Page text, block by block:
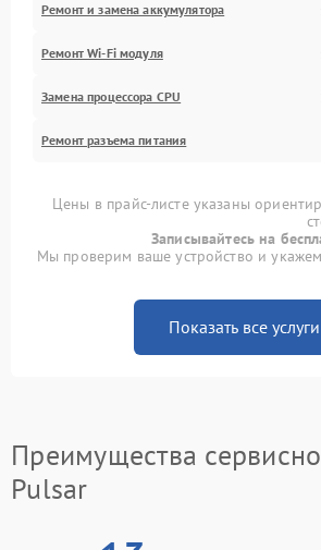
Ремонт и замена аккумулятора
Ремонт Wi-Fi модуля
Замена процессора CPU
Ремонт разъема питания
Цены в прайс-листе указаны
Записывайтесь на
Мы проверим ваше устройство и
Показать все услуги
Преимущества
Pulsar